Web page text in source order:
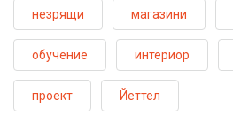
незрящи магазини
обучение интериор
проект Йеттел